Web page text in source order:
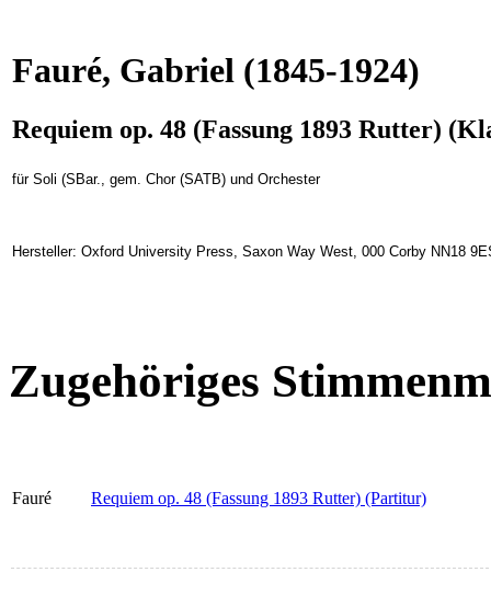
Fauré, Gabriel (1845-1924)
Requiem op. 48 (Fassung 1893 Rutter)
für Soli (SBar., gem. Chor (SATB) und Orchester
Hersteller: Oxford University Press, Saxon Way West, 000 Corby NN18
Zugehöriges
Fauré Requiem op. 48 (Fassung 1893 Rutter) (Partitur)